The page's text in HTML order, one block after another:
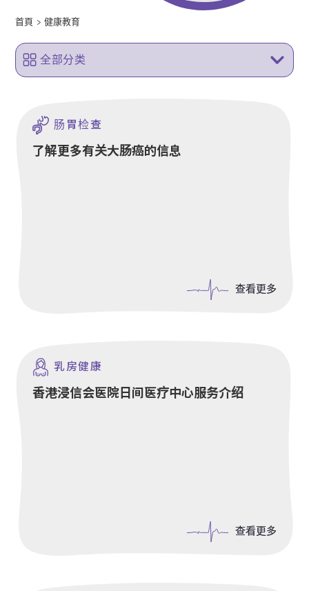
首頁 > 健康教育
全部分类
肠胃检查
了解更多有关大肠癌的信息
查看更多
查看更多
乳房健康
香港浸信会医院日间医疗中心服务介绍
查看更多
查看更多